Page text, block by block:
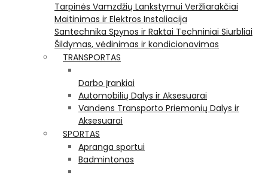
Tarpinės Vamzdžių Lankstymui Veržliarakčiai
Maitinimas ir Elektros Instaliacija
Santechnika Spynos ir Raktai Techniniai Siurbliai
Šildymas, vėdinimas ir kondicionavimas
TRANSPORTAS
Darbo Įrankiai
Automobilių Dalys ir Aksesuarai
Vandens Transporto Priemonių Dalys ir
Aksesuarai
SPORTAS
Apranga sportui
Badmintonas